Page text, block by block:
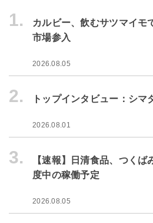
1.
カルビー、飲むサツマイ
市場参入
2026.08.05
2. トップインタビュー：シマ
2026.08.01
3.
【速報】日清食品、つく
度中の稼働予定
2026.08.05